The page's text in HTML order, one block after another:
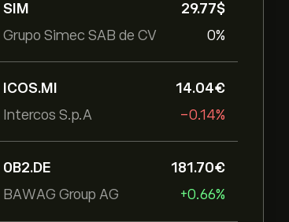
SIM
Grupo Simec SAB de CV
29.77‎$‎
0%
ICOS.MI
Intercos S.p.A
14.04‎€‎
-0.14%
0B2.DE
BAWAG Group AG
181.70‎€‎
+0.66%